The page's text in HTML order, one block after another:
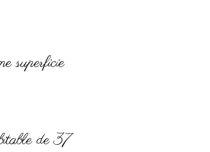
superficie
de 37